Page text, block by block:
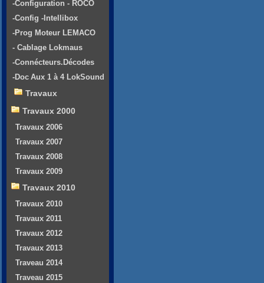
-Configuration - ROCO
-Config -Intellibox
-Prog Moteur LEMACO
- Cablage Lokmaus
-Connécteurs.Décodes
-Doc Aux 1 à 4 LokSound
Travaux
Travaux 2000
Travaux 2006
Travaux 2007
Travaux 2008
Travaux 2009
Travaux 2010
Travaux 2010
Travaux 2011
Travaux 2012
Travaux 2013
Traveau 2014
Traveau 2015